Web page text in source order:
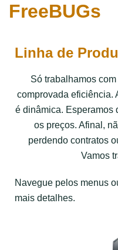
FreeBUGs
Linha de
Só trabalhamos
comprovada eficiência.
é dinâmica. Esperamos
os preços. Afinal,
perdendo contratos
Vamos
Navegue pelos menus
mais detalhes.